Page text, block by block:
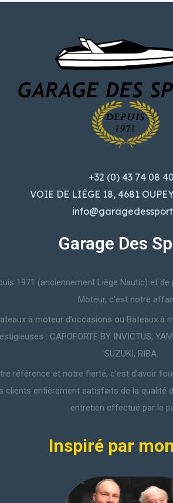
+32 (0) 43 74 08 40
VOIE DE LIÈGE 18, 4681
Garage Des
1971 (anciennement Liège Nautic) et
Moteur, c’est notre
à moteur d’occasions ou Bateaux à
: CAPOFORTE BY INVICTUS,
SUZUKI, RIBA.
référence et notre fierté, c’est d’avoir
clients entièrement satisfaits de la qualité
entretien effectué par le
Inspiré par